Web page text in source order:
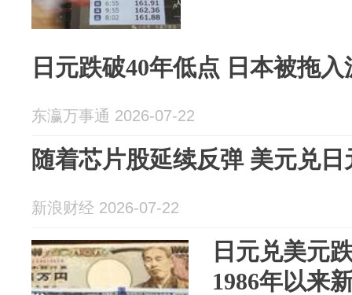
日元跌破40年低点 日本被拖
东瀛万事通 2026-07-22
随着芯片股延续反弹 美元兑
新浪财经 2026-07-22
日元兑美元
1986年以来